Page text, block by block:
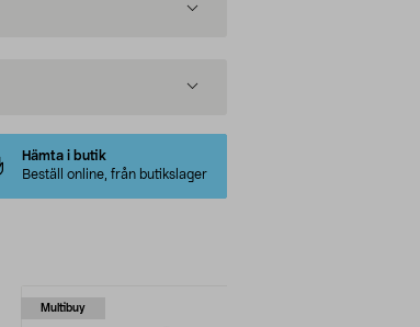
Hämta i butik
Beställ online, från butikslager
Multibuy